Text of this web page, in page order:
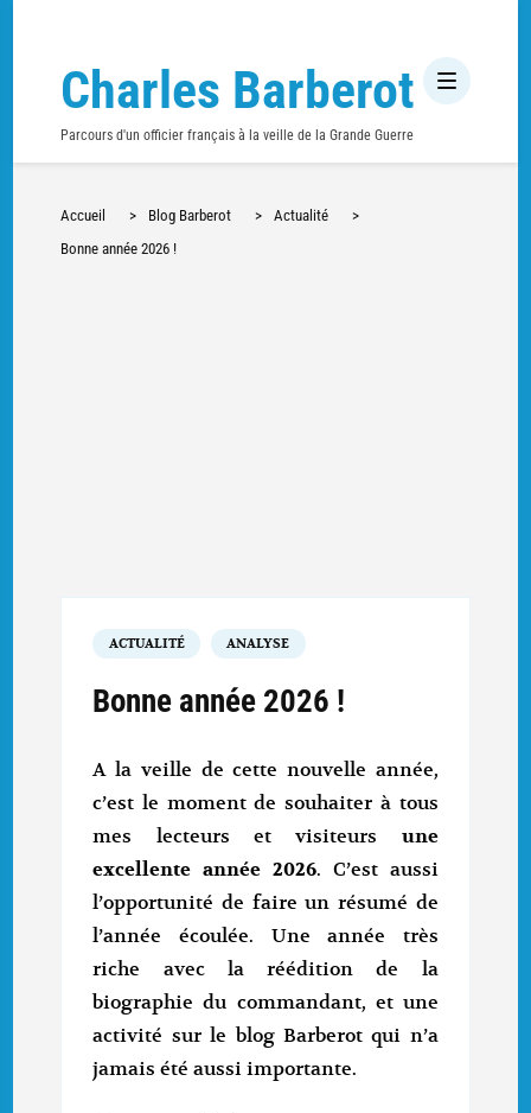
Charles Barberot
Parcours d'un officier français à la veille de la Grande Guerre
Accueil > Blog Barberot > Actualité
>
Bonne année 2026 !
ACTUALITÉ ANALYSE
Bonne année 2026 !
A la veille de cette nouvelle année,
c’est le moment de souhaiter à tous
mes lecteurs et visiteurs une
excellente année 2026. C’est aussi
l’opportunité de faire un résumé de
l’année écoulée. Une année très
riche avec la réédition de la
biographie du commandant, et une
activité sur le blog Barberot qui n’a
jamais été aussi importante.